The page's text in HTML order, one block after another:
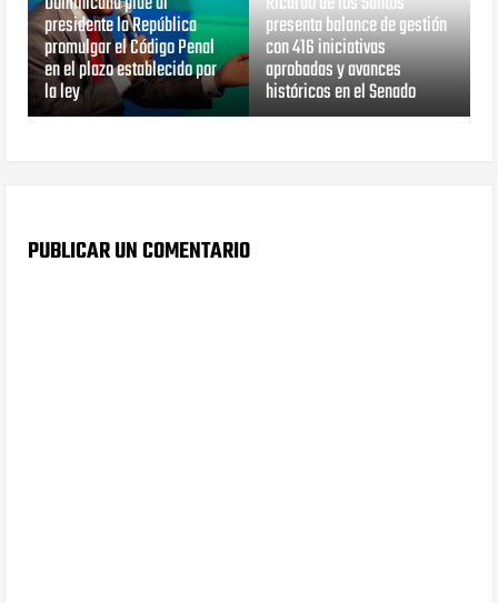
presidente la República
promulgar el Código Penal
en el plazo establecido por
la ley
presenta balance de gestión
con 416 iniciativas
aprobadas y avances
históricos en el Senado
PUBLICAR UN COMENTARIO